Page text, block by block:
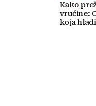
Kako
vrućine:
koja